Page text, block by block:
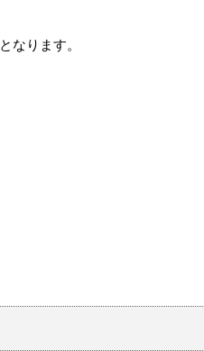
となります。